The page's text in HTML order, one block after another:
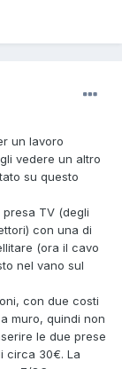
un lavoro
vedere un altro
su questo
TV (degli
con una di
(ora il cavo
nel vano sul
con due costi
muro, quindi non
le due prese
circa 30€. La